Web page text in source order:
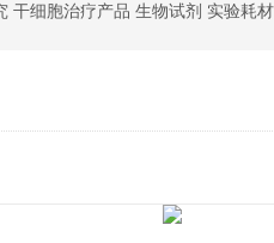
干细胞治疗产品 生物试剂 实验耗